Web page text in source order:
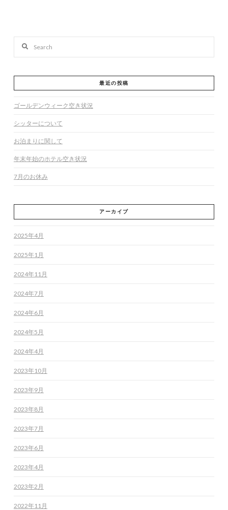
最近の投稿
ゴールデンウィーク空き状況
シッターについて
お泊まりに関して
年末年始のホテル空き状況
7月のお休み
アーカイブ
2025年4月
2025年1月
2024年11月
2024年7月
2024年6月
2024年5月
2024年4月
2023年10月
2023年9月
2023年8月
2023年7月
2023年6月
2023年4月
2023年2月
2022年11月